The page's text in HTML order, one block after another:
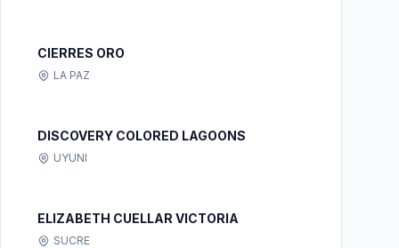
CIERRES ORO
LA PAZ
DISCOVERY COLORED LAGOONS
UYUNI
ELIZABETH CUELLAR VICTORIA
SUCRE